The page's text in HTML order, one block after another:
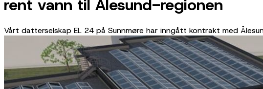
rent vann til Ålesund-regionen
Vårt datterselskap EL 24 på Sunnmøre har inngått kontrakt med